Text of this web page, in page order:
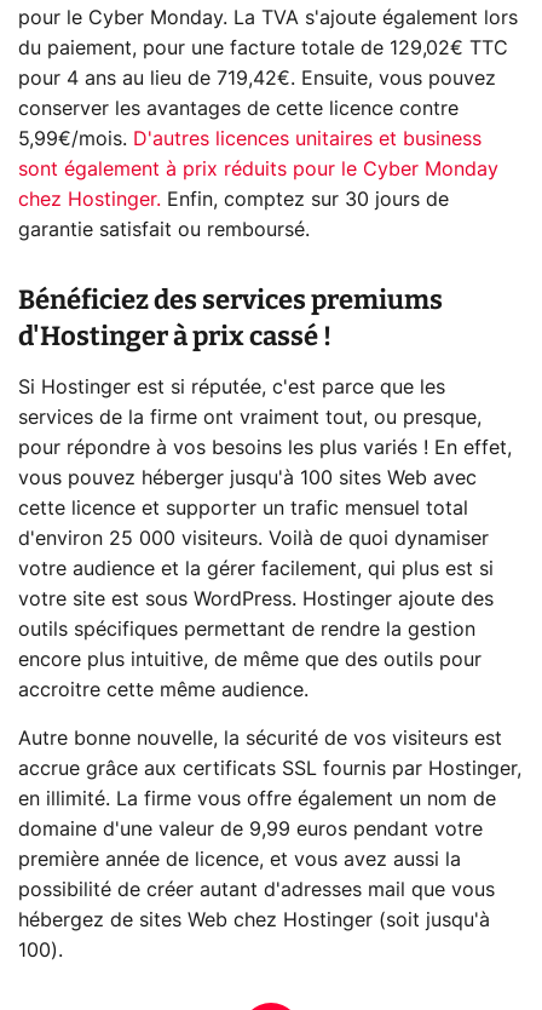
pour le Cyber Monday. La TVA s'ajoute également lors
du paiement, pour une facture totale de 129,02€ TTC
pour 4 ans au lieu de 719,42€. Ensuite, vous pouvez
conserver les avantages de cette licence contre
5,99€/mois. D'autres licences unitaires et business
sont également à prix réduits pour le Cyber Monday
chez Hostinger. Enfin, comptez sur 30 jours de
garantie satisfait ou remboursé.
Bénéficiez des services premiums
d'Hostinger à prix cassé !
Si Hostinger est si réputée, c'est parce que les
services de la firme ont vraiment tout, ou presque,
pour répondre à vos besoins les plus variés ! En effet,
vous pouvez héberger jusqu'à 100 sites Web avec
cette licence et supporter un trafic mensuel total
d'environ 25 000 visiteurs. Voilà de quoi dynamiser
votre audience et la gérer facilement, qui plus est si
votre site est sous WordPress. Hostinger ajoute des
outils spécifiques permettant de rendre la gestion
encore plus intuitive, de même que des outils pour
accroitre cette même audience.
Autre bonne nouvelle, la sécurité de vos visiteurs est
accrue grâce aux certificats SSL fournis par Hostinger,
en illimité. La firme vous offre également un nom de
domaine d'une valeur de 9,99 euros pendant votre
première année de licence, et vous avez aussi la
possibilité de créer autant d'adresses mail que vous
hébergez de sites Web chez Hostinger (soit jusqu'à
100).